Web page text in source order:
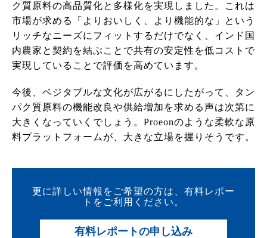
ク質原料の高品質化と多様化を実現しました。これは
市場が求める「よりおいしく、より機能的な」という
リッチなニーズにフィットするだけでなく、インド国
内農家と契約を結ぶことで共有の安定性を低コストで
実現していることで評価を高めています。
今後、ベジタブルな文化が広がるにしたがって、タン
パク質原料の機能改良や供給増加を求める声は次第に
大きくなっていくでしょう。Proeonのような柔軟な原
料プラットフォームが、大きな立場を握りそうです。
更に詳しい情報をご希望の方は、有料レポー
トをご利用ください。
有料レポートの申し込み